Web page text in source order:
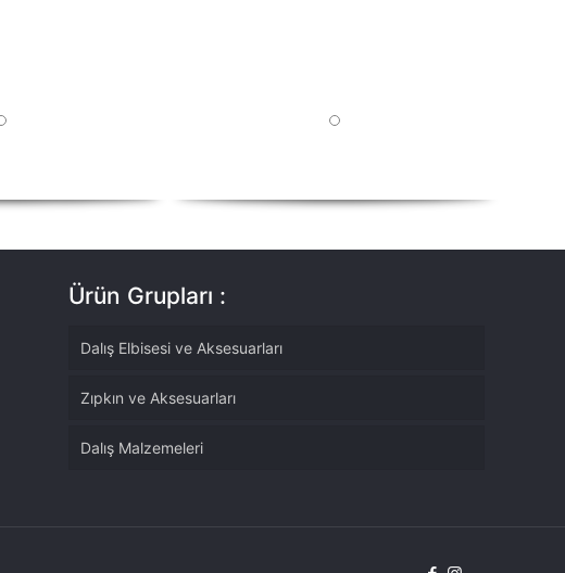
Ürün Grupları :
Dalış Elbisesi ve Aksesuarları
Zıpkın ve Aksesuarları
Dalış Malzemeleri